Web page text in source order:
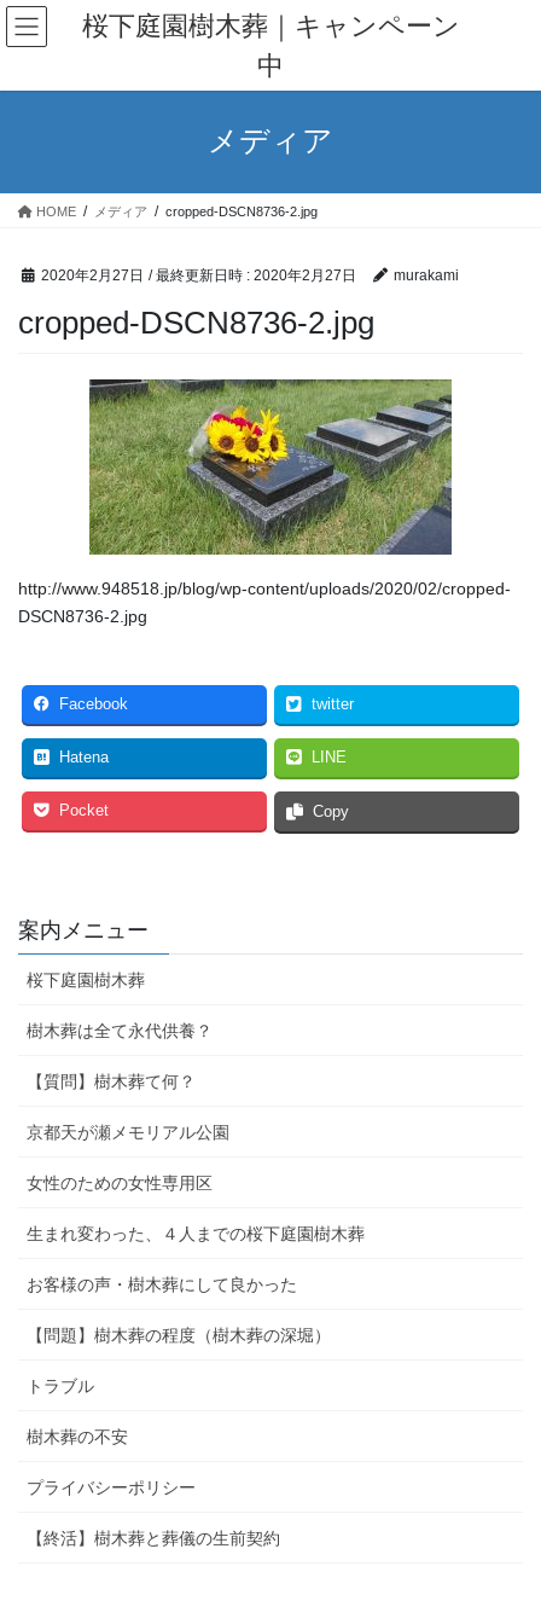
コ
ン
ン
ナ
ビ
ー
桜下庭園樹木葬｜キャンペーン
中
メディア
HOME メディア cropped-DSCN8736-2.jpg
2020年2月27日 / 最終更新日時 : 2020年2月27日 murakami
cropped-DSCN8736-2.jpg
http://www.948518.jp/blog/wp-content/uploads/2020/02/cropped-
DSCN8736-2.jpg
Facebook twitter
Hatena LINE
Pocket Copy
案内メニュー
桜下庭園樹木葬
樹木葬は全て永代供養？
【質問】樹木葬て何？
京都天が瀬メモリアル公園
女性のための女性専用区
生まれ変わった、４人までの桜下庭園樹木葬
お客様の声・樹木葬にして良かった
【問題】樹木葬の程度（樹木葬の深堀）
トラブル
樹木葬の不安
プライバシーポリシー
【終活】樹木葬と葬儀の生前契約